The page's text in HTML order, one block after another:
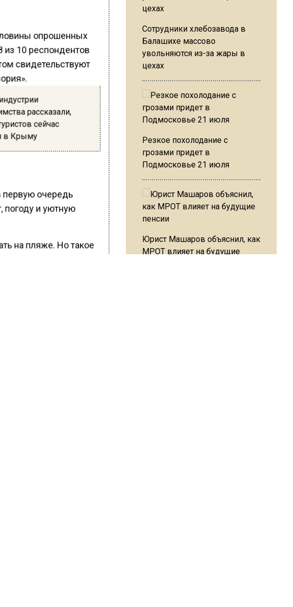
опрошенных
из 10 респондентов
свидетельствуют
рассказали,
сейчас
в Крыму
первую очередь
погоду и уютную
на пляже. Но такое
Сотрудники хлебозавода в
Балашихе массово
увольняются из-за жары в
цехах
Резкое похолодание с
грозами придет в
Подмосковье 21 июля
Юрист Машаров объяснил, как
МРОТ влияет на будущие